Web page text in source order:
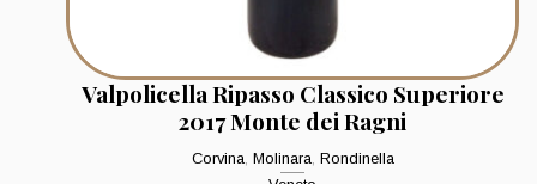
Valpolicella Ripasso Classico Superiore
2017 Monte dei Ragni
Corvina, Molinara, Rondinella